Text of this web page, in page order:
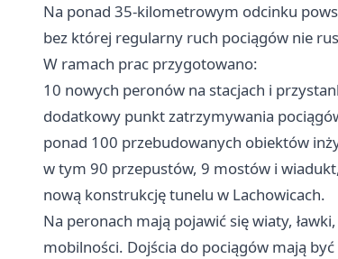
Na ponad 35-kilometrowym odcinku
bez której regularny ruch pociągów nie
W ramach prac przygotowano:
10 nowych peronów na stacjach i
dodatkowy punkt zatrzymywania
ponad 100 przebudowanych obiektów
w tym 90 przepustów, 9 mostów i wiadukt,
nową konstrukcję tunelu w Lachowicach.
Na peronach mają pojawić się wiaty,
mobilności. Dojścia do pociągów mają